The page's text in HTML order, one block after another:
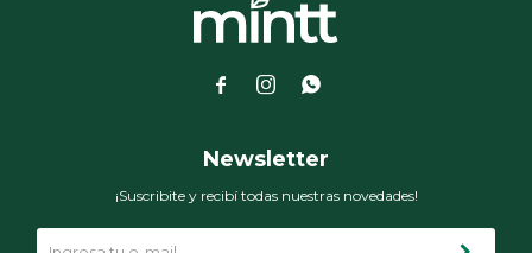
  
Newsletter
¡Suscribite y recibí todas nuestras novedades!